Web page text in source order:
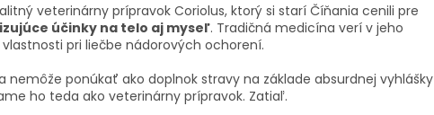
veterinárny prípravok Coriolus, ktorý si starí Číňania cenili pre
účinky na telo aj myseľ. Tradičná medicína verí v jeho
pri liečbe nádorových ochorení.
nemôže ponúkať ako doplnok stravy na základe absurdnej vyhlášky
ho teda ako veterinárny prípravok. Zatiaľ.